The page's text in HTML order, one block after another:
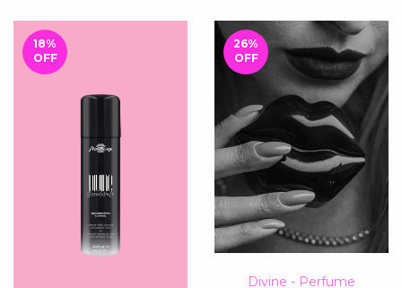
18%
OFF
26%
OFF
Divine - Perfume